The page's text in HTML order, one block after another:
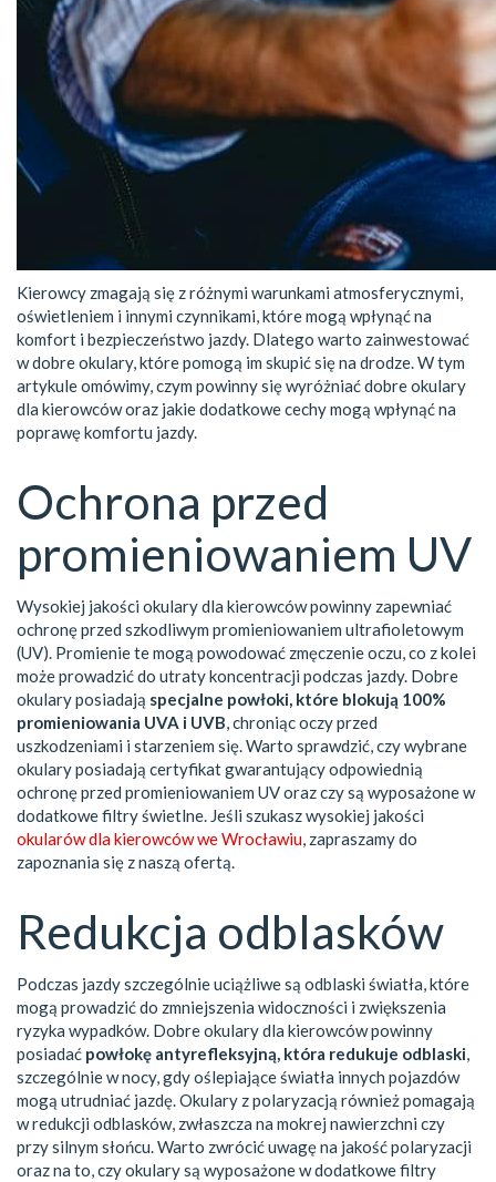
Kierowcy zmagają się z różnymi warunkami atmosferycznymi,
oświetleniem i innymi czynnikami, które mogą wpłynąć na
komfort i bezpieczeństwo jazdy. Dlatego warto zainwestować
w dobre okulary, które pomogą im skupić się na drodze. W tym
artykule omówimy, czym powinny się wyróżniać dobre okulary
dla kierowców oraz jakie dodatkowe cechy mogą wpłynąć na
poprawę komfortu jazdy.
Ochrona przed
promieniowaniem UV
Wysokiej jakości okulary dla kierowców powinny zapewniać
ochronę przed szkodliwym promieniowaniem ultrafioletowym
(UV). Promienie te mogą powodować zmęczenie oczu, co z kolei
może prowadzić do utraty koncentracji podczas jazdy. Dobre
okulary posiadają specjalne powłoki, które blokują 100%
promieniowania UVA i UVB, chroniąc oczy przed
uszkodzeniami i starzeniem się. Warto sprawdzić, czy wybrane
okulary posiadają certyfikat gwarantujący odpowiednią
ochronę przed promieniowaniem UV oraz czy są wyposażone w
dodatkowe filtry świetlne. Jeśli szukasz wysokiej jakości
okularów dla kierowców we Wrocławiu, zapraszamy do
zapoznania się z naszą ofertą.
Redukcja odblasków
Podczas jazdy szczególnie uciążliwe są odblaski światła, które
mogą prowadzić do zmniejszenia widoczności i zwiększenia
ryzyka wypadków. Dobre okulary dla kierowców powinny
posiadać powłokę antyrefleksyjną, która redukuje odblaski,
szczególnie w nocy, gdy oślepiające światła innych pojazdów
mogą utrudniać jazdę. Okulary z polaryzacją również pomagają
w redukcji odblasków, zwłaszcza na mokrej nawierzchni czy
przy silnym słońcu. Warto zwrócić uwagę na jakość polaryzacji
oraz na to, czy okulary są wyposażone w dodatkowe filtry